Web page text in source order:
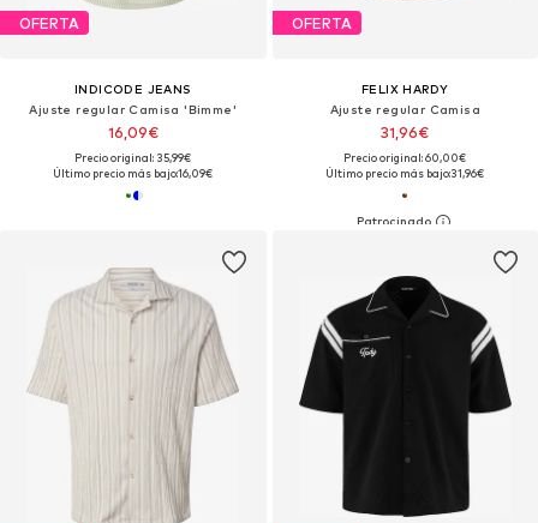
OFERTA
INDICODE JEANS
Ajuste regular Camisa 'Bimme'
16,09€
Precio original: 35,99€
Último precio más bajo:16,09€
OFERTA
FELIX HARDY
Ajuste regular Camisa
31,96€
Precio original: 60,00€
Último precio más bajo:31,96€